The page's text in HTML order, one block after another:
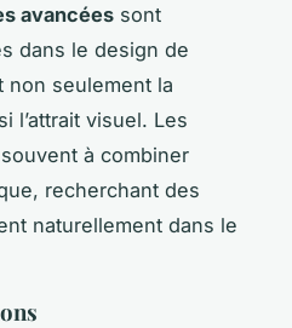
avancées sont
dans le design de
non seulement la
l’attrait visuel. Les
à combiner
recherchant des
naturellement dans le